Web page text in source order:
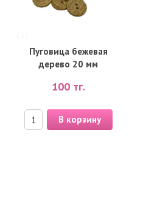
Пуговица бежевая
дерево 20 мм
100тг.
В корзину